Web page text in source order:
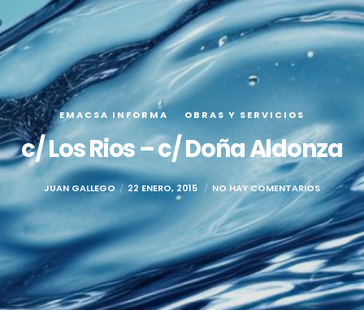
EMACSA INFORMA OBRAS Y SERVICIOS
c/ Los Rios – c/ Doña Aldonza
JUAN GALLEGO 22 ENERO, 2015 NO HAY COMENTARIOS